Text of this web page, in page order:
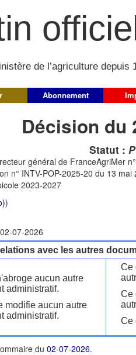
de l’agriculture depuis
Abonnement
Décision du
Statut :
général de FranceAgriMer
n° INTV-POP-2025-20 du 13
2023-2027
)
02-07-2026
avec les autres
aucun autre
administratif.
modifie aucun autre
administratif.
Ce
Ce
Ce
du 02-07-2026.